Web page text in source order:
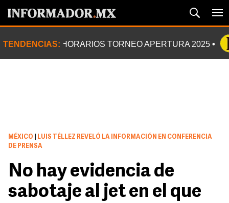
TENDENCIAS: HORARIOS TORNEO APERTURA 2025
MÉXICO
LUIS TÉLLEZ REVELÓ LA INFORMACIÓN EN CONFERENCIA
DE PRENSA
No hay evidencia de
sabotaje al jet en el que